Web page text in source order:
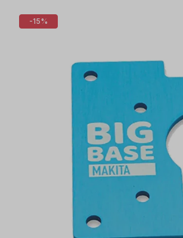
Bildergalerie überspringen
-15%